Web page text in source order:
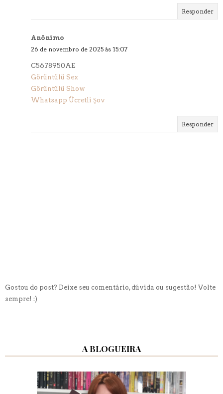
Responder
Anônimo
26 de novembro de 2025 às 15:07
C5678950AE
Görüntülü Sex
Görüntülü Show
Whatsapp Ücretli Şov
Responder
Gostou do post? Deixe seu comentário, dúvida ou sugestão! Volte
sempre! :)
A BLOGUEIRA